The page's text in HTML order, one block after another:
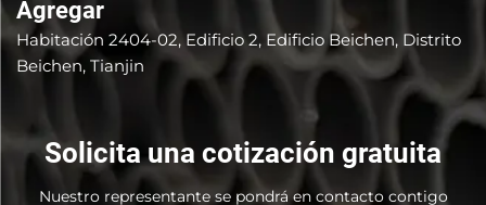
Agregar
Habitación 2404-02, Edificio 2, Edificio Beichen, Distrito
Beichen, Tianjin
Solicita una cotización gratuita
Nuestro representante se pondrá en contacto contigo